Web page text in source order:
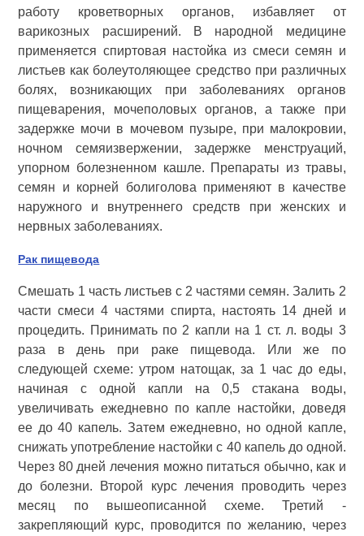
работу кроветворных органов, избавляет от
варикозных расширений. В народной медицине
применяется спиртовая настойка из смеси семян и
листьев как болеутоляющее средство при различных
болях, возникающих при заболеваниях органов
пищеварения, мочеполовых органов, а также при
задержке мочи в мочевом пузыре, при малокровии,
ночном семяизвержении, задержке менструаций,
упорном болезненном кашле. Препараты из травы,
семян и корней болиголова применяют в качестве
наружного и внутреннего средств при женских и
нервных заболеваниях.
Рак пищевода
Смешать 1 часть листьев с 2 частями семян. Залить 2
части смеси 4 частями спирта, настоять 14 дней и
процедить. Принимать по 2 капли на 1 ст. л. воды 3
раза в день при раке пищевода. Или же по
следующей схеме: утром натощак, за 1 час до еды,
начиная с одной капли на 0,5 стакана воды,
увеличивать ежедневно по капле настойки, доведя
ее до 40 капель. Затем ежедневно, но одной капле,
снижать употребление настойки с 40 капель до одной.
Через 80 дней лечения можно питаться обычно, как и
до болезни. Второй курс лечения проводить через
месяц по вышеописанной схеме. Третий -
закрепляющий курс, проводится по желанию, через